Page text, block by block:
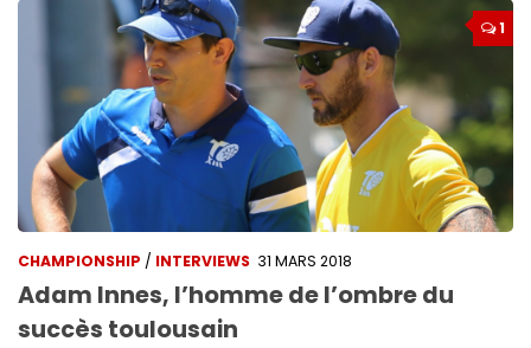
1
CHAMPIONSHIP / INTERVIEWS 31 MARS 2018
Adam Innes, l’homme de l’ombre du
succès toulousain